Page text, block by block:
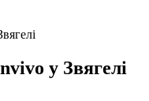
у Звягелі